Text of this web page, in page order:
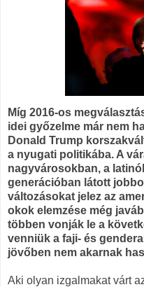
Míg 2016-os
idei győzelme már nem
Donald Trump
a nyugati politikába. A
nagyvárosokban, a
generációban látott
változásokat jelez az
okok elemzése még
többen vonják le a
venniük a faji- és
jövőben nem akarnak
Aki olyan izgalmakat várt